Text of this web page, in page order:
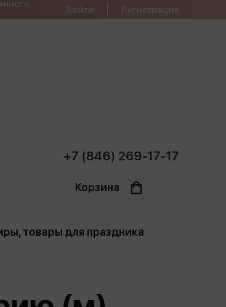
Войти Регистрация
+7 (846) 269-17-17
Корзина
товары для праздника